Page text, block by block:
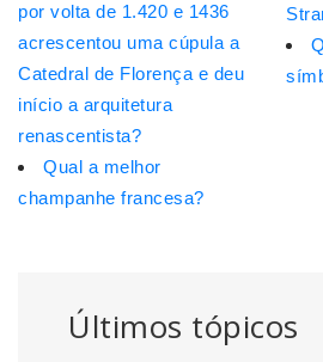
Últimos tópicos
por volta de 1.420 e 1436
acrescentou uma cúpula a
Catedral de Florença e deu
início a arquitetura
renascentista?
Qual a melhor
champanhe francesa?